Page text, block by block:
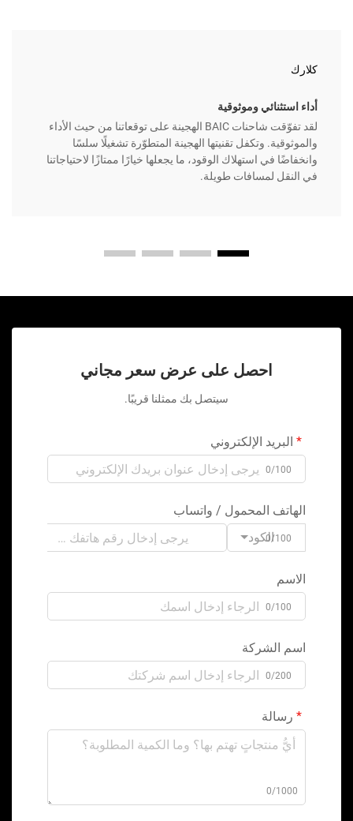
كلارك
أداء استثنائي وموثوقية
لقد تفوّقت شاحنات BAIC الهجينة على توقعاتنا من حيث الأداء
والموثوقية. وتكفل تقنيتها الهجينة المتطوّرة تشغيلًا سلسًا
وانخفاضًا في استهلاك الوقود، ما يجعلها خيارًا ممتازًا لاحتياجاتنا
في النقل لمسافات طويلة.
احصل على عرض سعر مجاني
سيتصل بك ممثلنا قريبًا.
البريد الإلكتروني
0/100
الهاتف المحمول / واتساب
الكود0/100
الاسم
0/100
اسم الشركة
0/200
رسالة
0/1000